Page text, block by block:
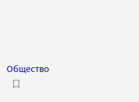
Общество